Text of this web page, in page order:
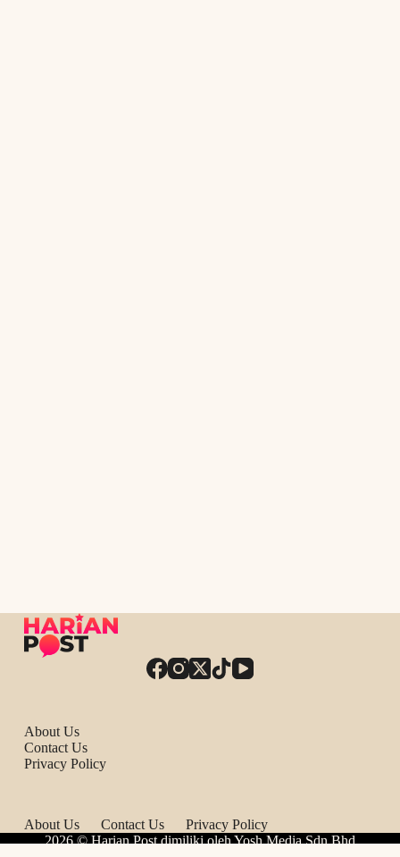
About Us
Contact Us
Privacy Policy
About Us Contact Us
Privacy Policy
2026 © Harian Post dimiliki oleh Yosh Media Sdn Bhd